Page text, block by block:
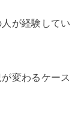
が経験してい
変わるケース